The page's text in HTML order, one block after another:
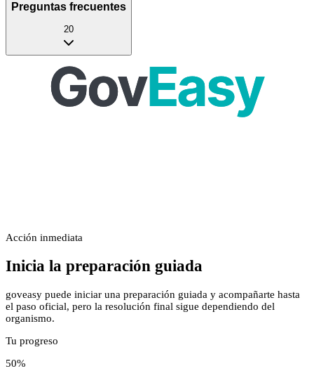
Preguntas frecuentes
20
Acción inmediata
Inicia la preparación guiada
goveasy puede iniciar una preparación guiada y acompañarte hasta
el paso oficial, pero la resolución final sigue dependiendo del
organismo.
Tu progreso
50%